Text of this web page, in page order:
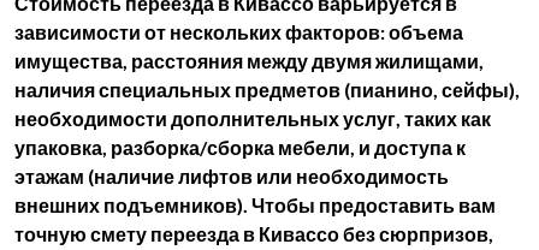
зависимости от нескольких факторов: объема
имущества, расстояния между двумя жилищами,
наличия специальных предметов (пианино, сейфы),
необходимости дополнительных услуг, таких как
упаковка, разборка/сборка мебели, и доступа к
этажам (наличие лифтов или необходимость
внешних подъемников). Чтобы предоставить вам
точную смету переезда в Кивассобез сюрпризов,